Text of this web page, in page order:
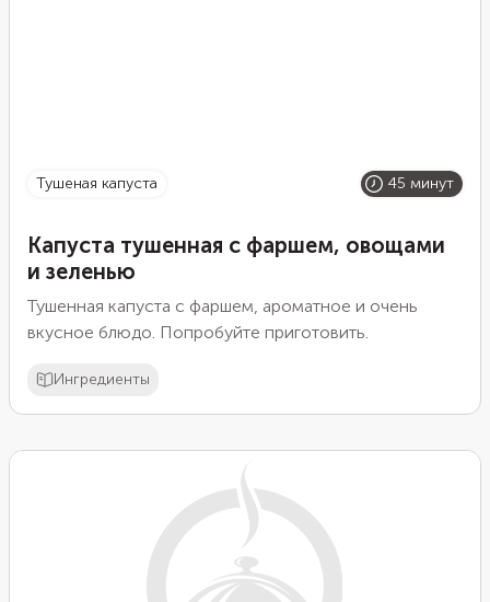
Тушеная капуста 45 минут
Капуста тушенная с фаршем, овощами
и зеленью
Тушенная капуста с фаршем, ароматное и очень
вкусное блюдо. Попробуйте приготовить.
Ингредиенты